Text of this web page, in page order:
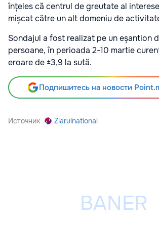
înțeles că centrul de greutate al
mișcat către un alt domeniu de
Sondajul a fost realizat pe un eșantion
persoane, în perioada 2-10 martie
eroare de ±3,9 la sută.
Подпишитесь на новости
Источник Ziarulnational